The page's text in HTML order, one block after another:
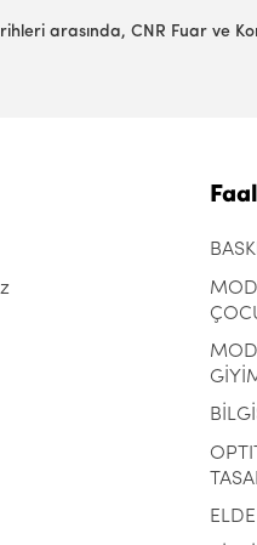
arasında, CNR Fuar ve